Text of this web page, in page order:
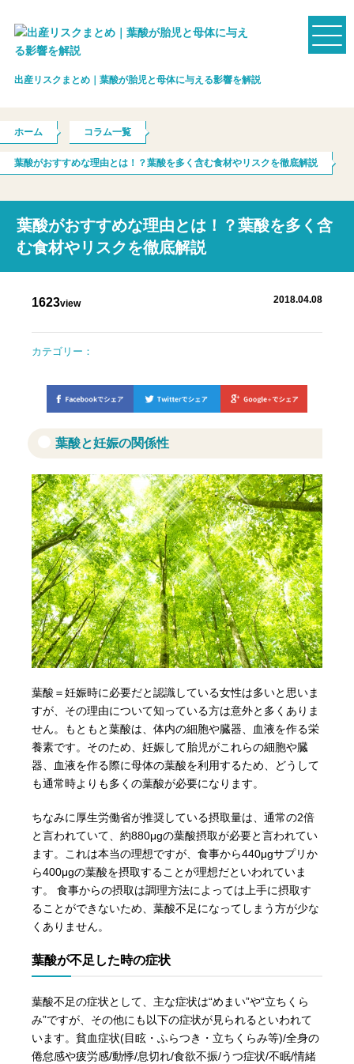
出産リスクまとめ｜葉酸が胎児と母体に与える影響を解説
ホーム コラム一覧
葉酸がおすすめな理由とは！？葉酸を多く含む食材やリスクを徹底解説
葉酸がおすすめな理由とは！？葉酸を多く含
む食材やリスクを徹底解説
1623view 2018.04.08
カテゴリー：
葉酸と妊娠の関係性
葉酸＝妊娠時に必要だと認識している女性は多いと思いま
すが、その理由について知っている方は意外と多くありま
せん。もともと葉酸は、体内の細胞や臓器、血液を作る栄
養素です。そのため、妊娠して胎児がこれらの細胞や臓
器、血液を作る際に母体の葉酸を利用するため、どうして
も通常時よりも多くの葉酸が必要になります。
ちなみに厚生労働省が推奨している摂取量は、通常の2倍
と言われていて、約880μgの葉酸摂取が必要と言われてい
ます。これは本当の理想ですが、食事から440μgサプリか
ら400μgの葉酸を摂取することが理想だといわれていま
す。 食事からの摂取は調理方法によっては上手に摂取す
ることができないため、葉酸不足になってしまう方が少な
くありません。
葉酸が不足した時の症状
葉酸不足の症状として、主な症状は“めまい”や“立ちくら
み”ですが、その他にも以下の症状が見られるといわれて
います。貧血症状(目眩・ふらつき・立ちくらみ等)/全身の
倦怠感や疲労感/動悸/息切れ/食欲不振/うつ症状/不眠/情緒